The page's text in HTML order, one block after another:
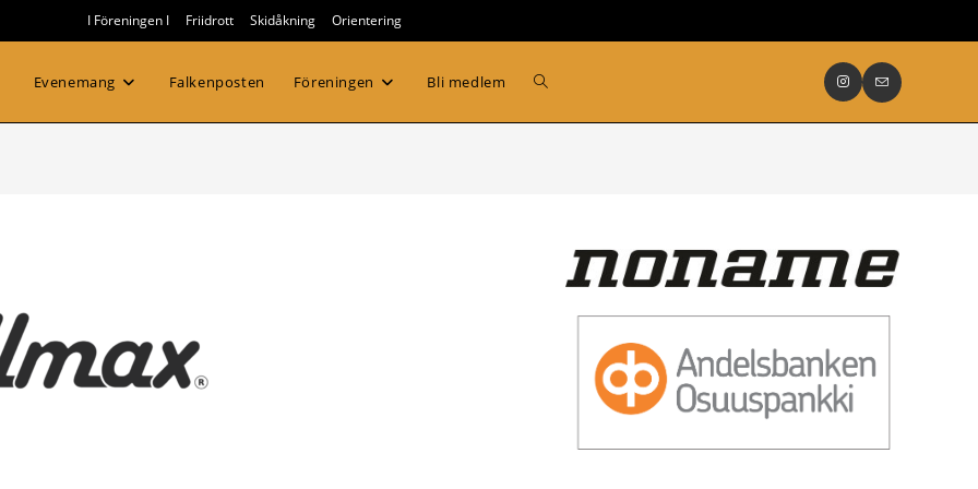
I Föreningen I Friidrott Skidåkning Orientering
Evenemang Falkenposten Föreningen Bli medlem Slå